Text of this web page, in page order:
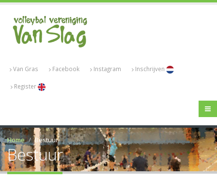
Van Gras Facebook Instagram Inschrijven
Register
Home Bestuur
Bestuur